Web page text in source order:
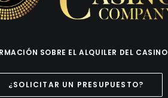
SOBRE EL ALQUILER DEL CASINO
¿SOLICITAR UN PRESUPUESTO?